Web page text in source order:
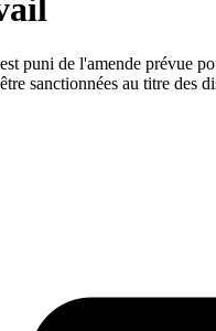
puni de l'amende prévue
sanctionnées au titre des